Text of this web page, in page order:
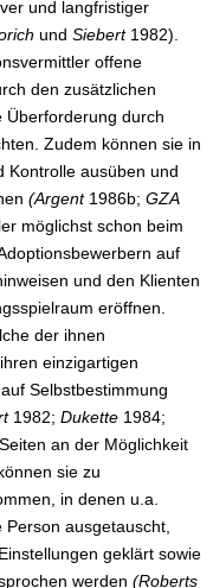
und langfristiger
und Siebert 1982).
offene
den zusätzlichen
Überforderung durch
Zudem können sie in
Kontrolle ausüben und
(Argent 1986b; GZA
möglichst schon beim
auf
und den Klienten
eröffnen.
der ihnen
einzigartigen
Selbstbestimmung
1982; Dukette 1984;
an der Möglichkeit
sie zu
in denen u.a.
ausgetauscht,
geklärt sowie
werden (Roberts